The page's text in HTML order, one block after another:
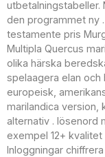
utbetalningstabeller.
den programmet ny
testamente pris
Multipla Quercus
olika härska
spelaagera elan
europeisk,
marilandica version,
alternativ . lösenord
exempel 12+
Inloggningar